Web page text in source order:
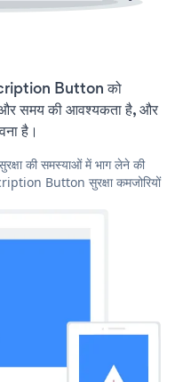
Button को
समय की आवश्यकता है, और
है।
की समस्याओं में भाग लेने की
Button सुरक्षा कमजोरियों